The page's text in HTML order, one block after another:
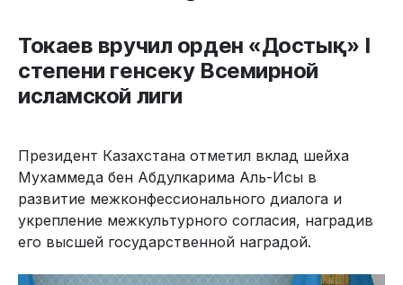
Токаев вручил орден «Достық» I
степени генсеку Всемирной
исламской лиги
Президент Казахстана отметил вклад шейха
Мухаммеда бен Абдулкарима Аль-Исы в
развитие межконфессионального диалога и
укрепление межкультурного согласия, наградив
его высшей государственной наградой.